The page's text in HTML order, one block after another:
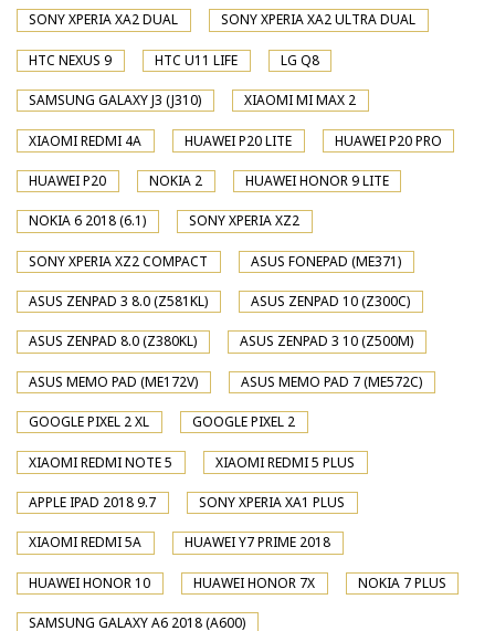
SONY XPERIA XA2 DUAL SONY XPERIA XA2 ULTRA DUAL
HTC NEXUS 9 HTC U11 LIFE LG Q8
SAMSUNG GALAXY J3 (J310) XIAOMI MI MAX 2
XIAOMI REDMI 4A HUAWEI P20 LITE HUAWEI P20 PRO
HUAWEI P20 NOKIA 2 HUAWEI HONOR 9 LITE
NOKIA 6 2018 (6.1) SONY XPERIA XZ2
SONY XPERIA XZ2 COMPACT ASUS FONEPAD (ME371)
ASUS ZENPAD 3 8.0 (Z581KL) ASUS ZENPAD 10 (Z300C)
ASUS ZENPAD 8.0 (Z380KL) ASUS ZENPAD 3 10 (Z500M)
ASUS MEMO PAD (ME172V) ASUS MEMO PAD 7 (ME572C)
GOOGLE PIXEL 2 XL GOOGLE PIXEL 2
XIAOMI REDMI NOTE 5 XIAOMI REDMI 5 PLUS
APPLE IPAD 2018 9.7 SONY XPERIA XA1 PLUS
XIAOMI REDMI 5A HUAWEI Y7 PRIME 2018
HUAWEI HONOR 10 HUAWEI HONOR 7X NOKIA 7 PLUS
SAMSUNG GALAXY A6 2018 (A600)